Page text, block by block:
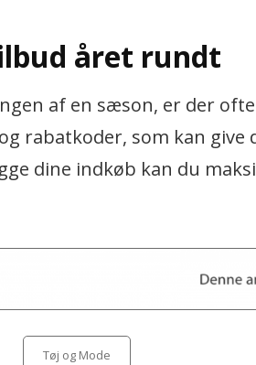
året rundt
af en sæson, er der
rabatkoder, som kan give
dine indkøb kan du
Tøj og Mode